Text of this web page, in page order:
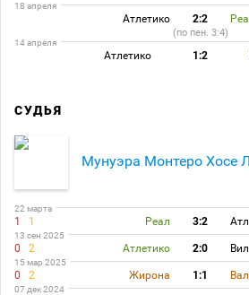
18 апреля
Атлетико 2:2
(по пен. 3:4)
14 апреля
Атлетико 1:2
СУДЬЯ
Мунуэра Монтеро Хосе
22 марта
1 1 Реал 3:2
13 сен 2025
0 2 Атлетико 2:0
15 мар 2025
0 2 Жирона 1:1
07 дек 2024